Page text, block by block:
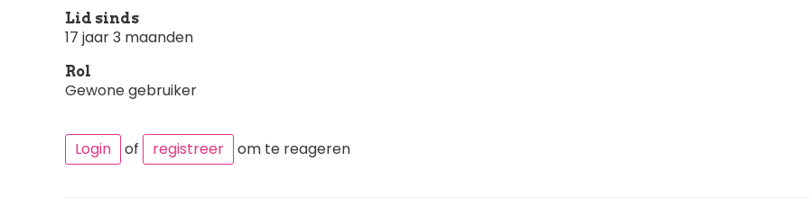
Lid sinds
17 jaar 3 maanden
Rol
Gewone gebruiker
Login of registreer om te reageren